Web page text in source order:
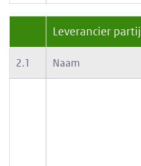
Leverancier partij
2.1 Naam